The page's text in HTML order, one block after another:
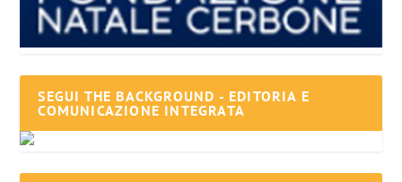
SEGUI THE BACKGROUND - EDITORIA E
COMUNICAZIONE INTEGRATA